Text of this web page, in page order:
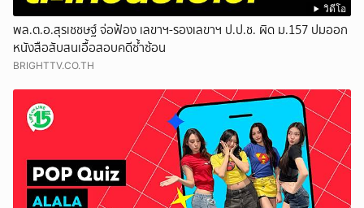
วิดีโอ
พล.ต.อ.สุรเชชษฐ์ จ่อฟ้อง เลขาฯ-รองเลขาฯ ป.ป.ช. ผิด ม.157 ปมออก
หนังสือสับสนเอื้อสอบคดีซ้ำซ้อน
BRIGHTTV.CO.TH